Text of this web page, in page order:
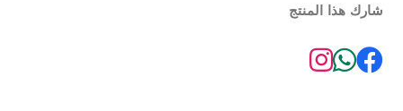
شارك هذا المنتج